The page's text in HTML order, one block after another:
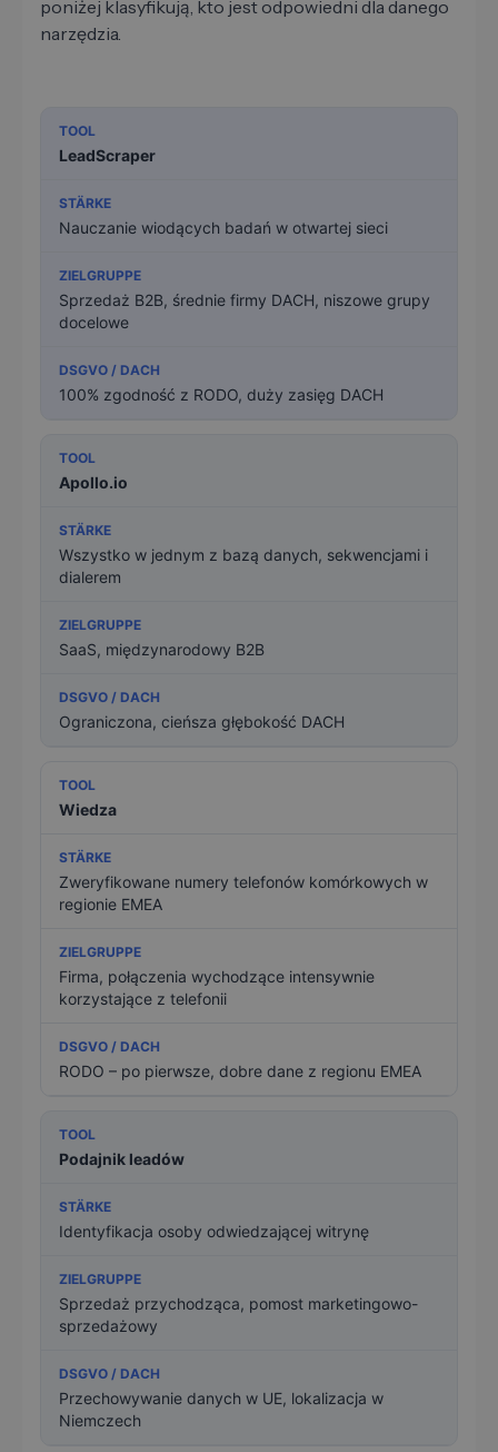
poniżej klasyfikują, kto jest odpowiedni dla danego
narzędzia.
LeadScraper
Nauczanie wiodących badań w otwartej sieci
Sprzedaż B2B, średnie firmy DACH, niszowe grupy
docelowe
100% zgodność z RODO, duży zasięg DACH
Apollo.io
Wszystko w jednym z bazą danych, sekwencjami i
dialerem
SaaS, międzynarodowy B2B
Ograniczona, cieńsza głębokość DACH
Wiedza
Zweryfikowane numery telefonów komórkowych w
regionie EMEA
Firma, połączenia wychodzące intensywnie
korzystające z telefonii
RODO – po pierwsze, dobre dane z regionu EMEA
Podajnik leadów
Identyfikacja osoby odwiedzającej witrynę
Sprzedaż przychodząca, pomost marketingowo-
sprzedażowy
Przechowywanie danych w UE, lokalizacja w
Niemczech